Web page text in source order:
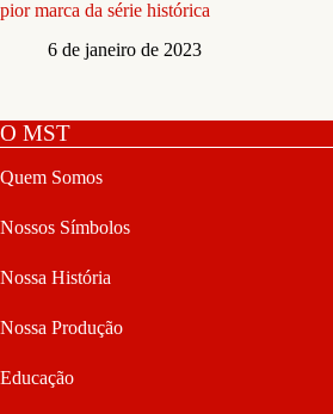
pior marca da série histórica
6 de janeiro de 2023
O MST
Quem Somos
Nossos Símbolos
Nossa História
Nossa Produção
Educação